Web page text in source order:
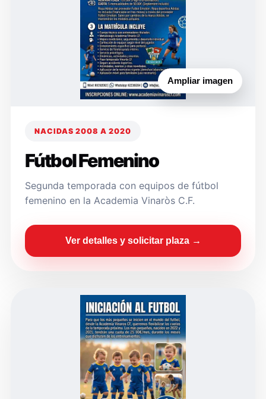
Ampliar imagen
NACIDAS 2008 A 2020
Fútbol Femenino
Segunda temporada con equipos de fútbol
femenino en la Academia Vinaròs C.F.
Ver detalles y solicitar plaza →